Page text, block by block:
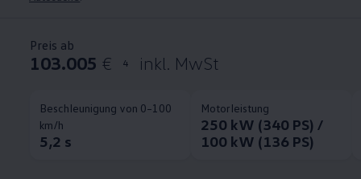
Preis ab
103.005 € 4 inkl. MwSt
Beschleunigung von 0–100
km/h
5,2 s
Motorleistung
250 kW (340 PS) /
100 kW (136 PS)